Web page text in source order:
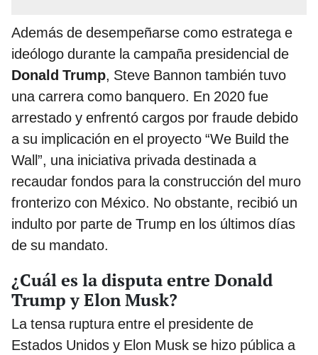
Además de desempeñarse como estratega e
ideólogo durante la campaña presidencial de
Donald Trump, Steve Bannon también tuvo
una carrera como banquero. En 2020 fue
arrestado y enfrentó cargos por fraude debido
a su implicación en el proyecto “We Build the
Wall”, una iniciativa privada destinada a
recaudar fondos para la construcción del muro
fronterizo con México. No obstante, recibió un
indulto por parte de Trump en los últimos días
de su mandato.
¿Cuál es la disputa entre Donald
Trump y Elon Musk?
La tensa ruptura entre el presidente de
Estados Unidos y Elon Musk se hizo pública a